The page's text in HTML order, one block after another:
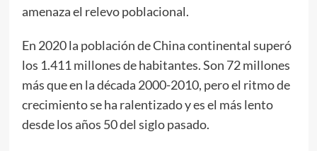
amenaza el relevo poblacional.
En 2020 la población de China continental superó
los 1.411 millones de habitantes. Son 72 millones
más que en la década 2000-2010, pero el ritmo de
crecimiento se ha ralentizado y es el más lento
desde los años 50 del siglo pasado.